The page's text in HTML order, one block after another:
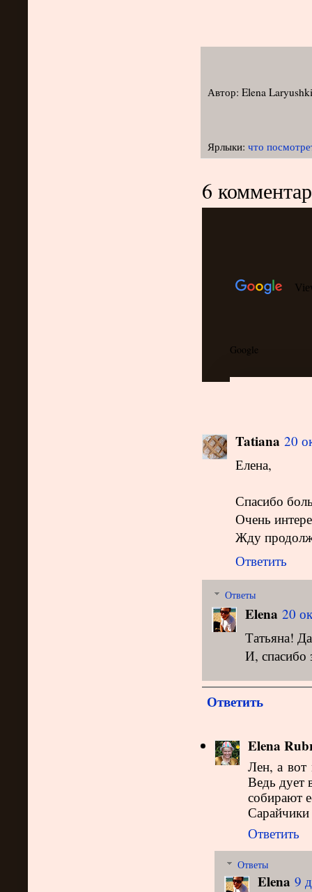
Автор: Elena
Ярлыки: что
6
Tatiana 20
Елена,
Спасибо
Очень
Жду
Ответить
Ответы
Elena 20
Татьяна!
И, спасибо
Ответить
Elena
Лен, а вот
Ведь дует
собирают
Сарайчики
Ответить
Ответы
Elena 9